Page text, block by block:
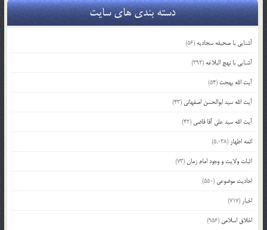
دسته بندی های سایت
آشنایی با صحیفه سجادیه (56)
آشنایی با نهج البلاغه (392)
آیت الله بهجت (54)
آیت الله سید ابوالحسن اصفهانی (43)
آیت الله سید علی آقا قاضی (42)
ائمه اطهار (5,038)
اثبات ولایت و وجود امام زمان(73)
احادیث موضوعی (550)
اخبار (717)
اخلاق اسلامی (956)